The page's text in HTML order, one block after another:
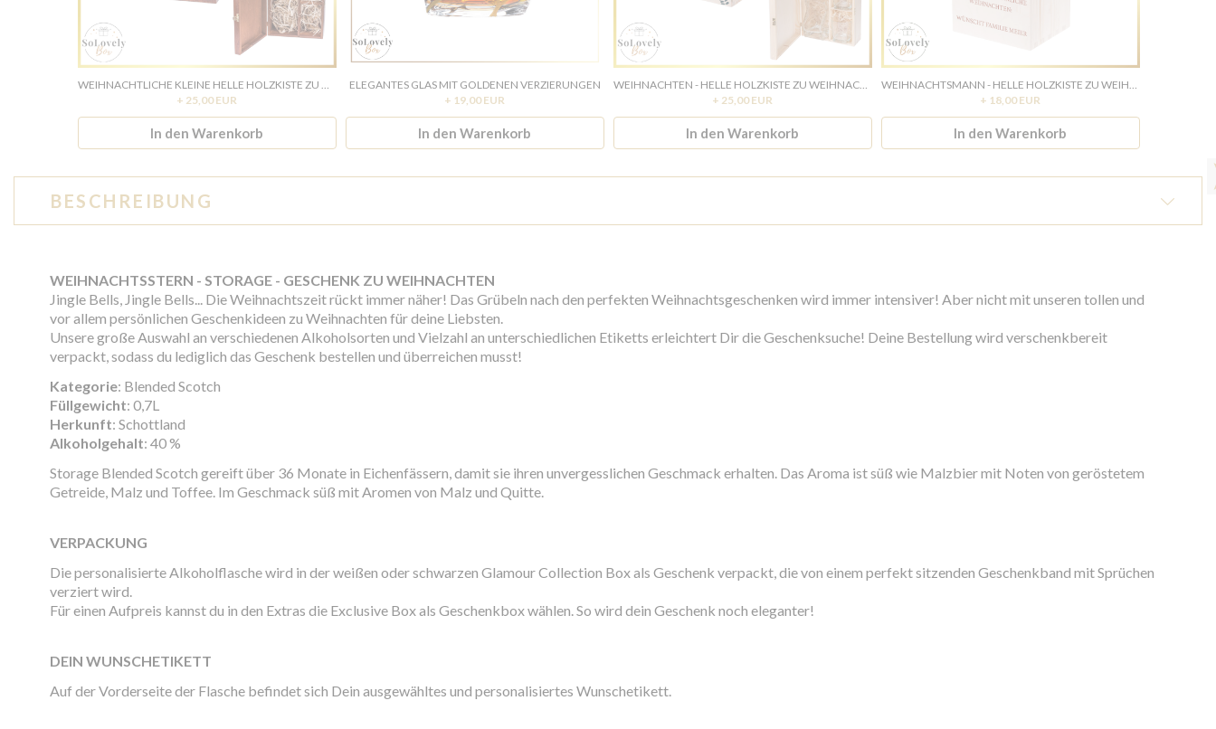
WEIHNACHTLICHE KLEINE HELLE HOLZKISTE ZU WEIHNACHTEN - PERSONALISIERTES GESCHENKBOX
+ 25,00 EUR
In den Warenkorb
ELEGANTES GLAS MIT GOLDENEN VERZIERUNGEN
+ 19,00 EUR
In den Warenkorb
WEIHNACHTEN - HELLE HOLZKISTE ZU WEIHNACHTEN - PERSONALISIERTES GESCHENK ZU WEIHNACHTEN
+ 25,00 EUR
In den Warenkorb
WEIHNACHTSMANN - HELLE HOLZKISTE ZU WEIHNACHTEN - PERSONALISIERTES GESCHENK ZU WEIHNACHTEN
+ 18,00 EUR
In den Warenkorb
BESCHREIBUNG
WEIHNACHTSSTERN - STORAGE - GESCHENK ZU WEIHNACHTEN
Jingle Bells, Jingle Bells... Die Weihnachtszeit rückt immer näher! Das Grübeln nach den perfekten Weihnachtsgeschenken wird immer intensiver! Aber nicht mit unseren tollen und
vor allem persönlichen Geschenkideen zu Weihnachten für deine Liebsten.
Unsere große Auswahl an verschiedenen Alkoholsorten und Vielzahl an unterschiedlichen Etiketts erleichtert Dir die Geschenksuche! Deine Bestellung wird verschenkbereit
verpackt, sodass du lediglich das Geschenk bestellen und überreichen musst!
Kategorie: Blended Scotch
Füllgewicht: 0,7L
Herkunft: Schottland
Alkoholgehalt: 40 %
Storage Blended Scotch gereift über 36 Monate in Eichenfässern, damit sie ihren unvergesslichen Geschmack erhalten. Das Aroma ist süß wie Malzbier mit Noten von geröstetem
Getreide, Malz und Toffee. Im Geschmack süß mit Aromen von Malz und Quitte.
VERPACKUNG
Die personalisierte Alkoholflasche wird in der weißen oder schwarzen Glamour Collection Box als Geschenk verpackt, die von einem perfekt sitzenden Geschenkband mit Sprüchen
verziert wird.
Für einen Aufpreis kannst du in den Extras die Exclusive Box als Geschenkbox wählen. So wird dein Geschenk noch eleganter!
DEIN WUNSCHETIKETT
Auf der Vorderseite der Flasche befindet sich Dein ausgewähltes und personalisiertes Wunschetikett.